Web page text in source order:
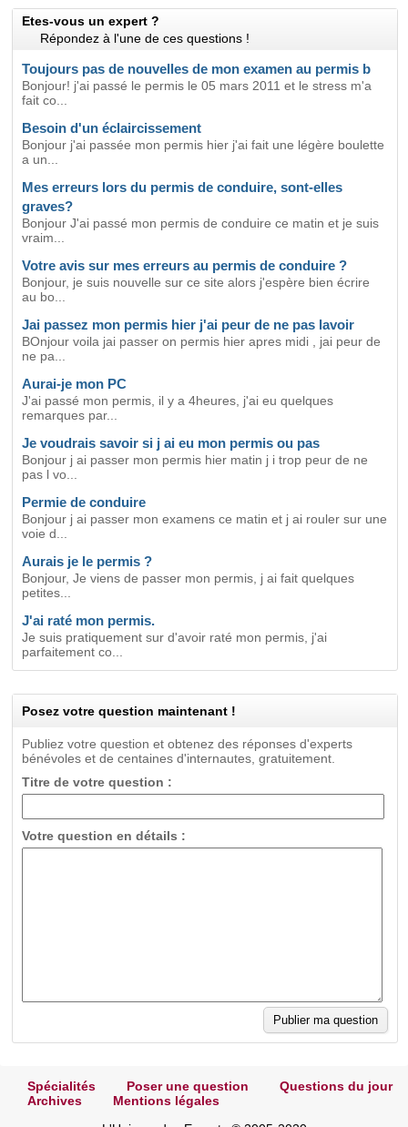
Etes-vous un expert ?
Répondez à l'une de ces questions !
Toujours pas de nouvelles de mon examen au permis b
Bonjour! j'ai passé le permis le 05 mars 2011 et le stress m'a
fait co...
Besoin d'un éclaircissement
Bonjour j'ai passée mon permis hier j'ai fait une légère boulette
a un...
Mes erreurs lors du permis de conduire, sont-elles
graves?
Bonjour J'ai passé mon permis de conduire ce matin et je suis
vraim...
Votre avis sur mes erreurs au permis de conduire ?
Bonjour, je suis nouvelle sur ce site alors j'espère bien écrire
au bo...
Jai passez mon permis hier j'ai peur de ne pas lavoir
BOnjour voila jai passer on permis hier apres midi , jai peur de
ne pa...
Aurai-je mon PC
J'ai passé mon permis, il y a 4heures, j'ai eu quelques
remarques par...
Je voudrais savoir si j ai eu mon permis ou pas
Bonjour j ai passer mon permis hier matin j i trop peur de ne
pas l vo...
Permie de conduire
Bonjour j ai passer mon examens ce matin et j ai rouler sur une
voie d...
Aurais je le permis ?
Bonjour, Je viens de passer mon permis, j ai fait quelques
petites...
J'ai raté mon permis.
Je suis pratiquement sur d'avoir raté mon permis, j'ai
parfaitement co...
Posez votre question maintenant !
Publiez votre question et obtenez des réponses d'experts
bénévoles et de centaines d'internautes, gratuitement.
Titre de votre question :
Votre question en détails :
Spécialités Poser une question
Questions du jour
Archives
Mentions légales